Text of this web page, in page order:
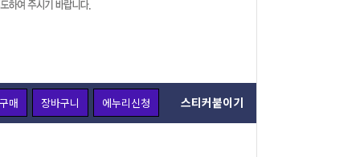
매 장바구니 에누리신청 스티커붙이기